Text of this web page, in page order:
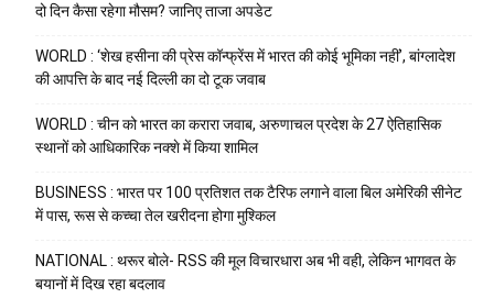
दो दिन कैसा रहेगा मौसम? जानिए ताजा अपडेट
WORLD : ‘शेख हसीना की प्रेस कॉन्फ्रेंस में भारत की कोई भूमिका नहीं’, बांग्लादेश
की आपत्ति के बाद नई दिल्ली का दो टूक जवाब
WORLD : चीन को भारत का करारा जवाब, अरुणाचल प्रदेश के 27 ऐतिहासिक
स्थानों को आधिकारिक नक्शे में किया शामिल
BUSINESS : भारत पर 100 प्रतिशत तक टैरिफ लगाने वाला बिल अमेरिकी सीनेट
में पास, रूस से कच्चा तेल खरीदना होगा मुश्किल
NATIONAL : थरूर बोले- RSS की मूल विचारधारा अब भी वही, लेकिन भागवत के
बयानों में दिख रहा बदलाव